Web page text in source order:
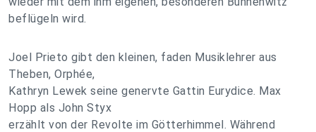
beflügeln wird.
Joel Prieto gibt den kleinen, faden Musiklehrer aus
Theben, Orphée,
Kathryn Lewek seine genervte Gattin Eurydice. Max
Hopp als John Styx
erzählt von der Revolte im Götterhimmel. Während